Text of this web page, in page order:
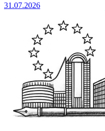
31.07.2026